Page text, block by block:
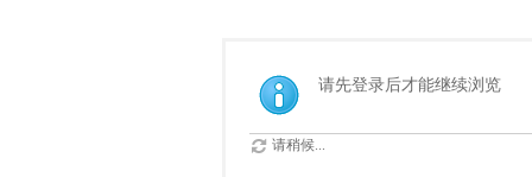
请先登录后才能继续浏览
请稍候...